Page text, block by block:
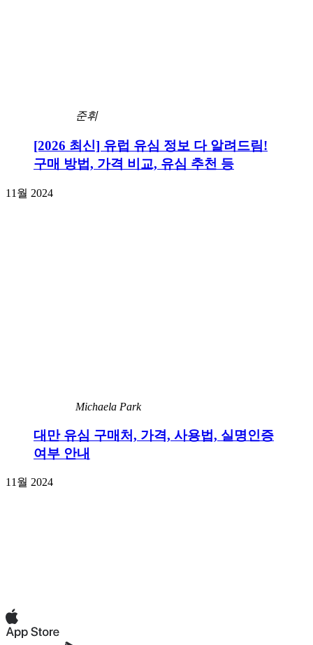
준휘
[2026 최신] 유럽 유심 정보 다 알려드림!
구매 방법, 가격 비교, 유심 추천 등
11월 2024
Michaela Park
대만 유심 구매처, 가격, 사용법, 실명인증
여부 안내
11월 2024